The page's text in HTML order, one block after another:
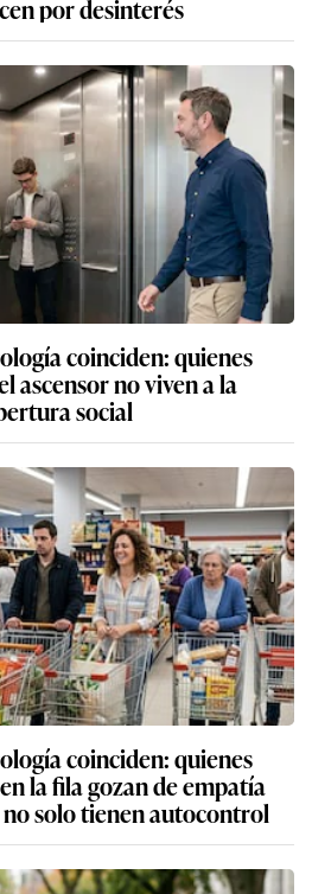
por desinterés
coinciden: quienes
ascensor no viven a la
social
coinciden: quienes
la fila gozan de empatía
solo tienen autocontrol